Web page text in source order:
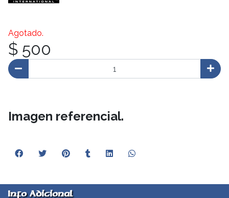
Agotado.
$ 500
Imagen referencial.
Info Adicional